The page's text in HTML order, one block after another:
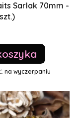
Sarlak 70mm -
na wyczerpaniu